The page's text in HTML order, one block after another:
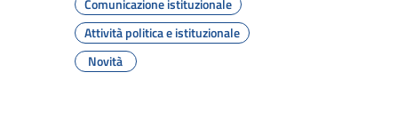
Comunicazione istituzionale
Attività politica e istituzionale
Novità